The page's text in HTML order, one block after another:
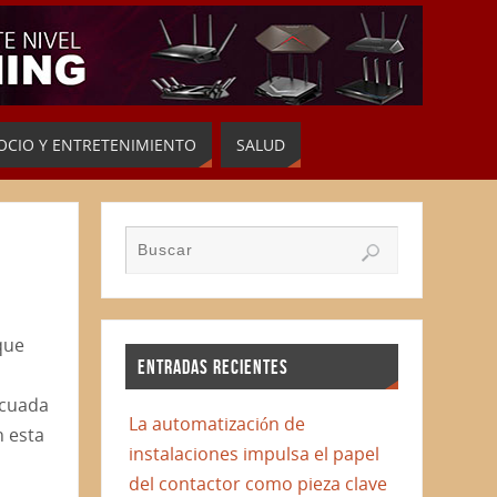
Y ENTRETENIMIENTO SALUD
esta
ENTRADAS RECIENTES
La automatización de
instalaciones impulsa el papel
del contactor como pieza clave